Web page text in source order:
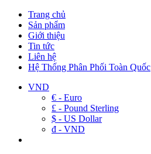
Trang chủ
Sản phẩm
Giới thiệu
Tin tức
Liên hệ
Hệ Thống Phân Phối Toàn Quốc
VND
€ - Euro
£ - Pound Sterling
$ - US Dollar
đ - VND